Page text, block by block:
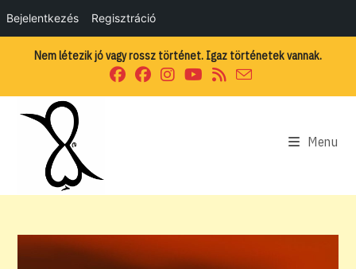
Bejelentkezés Regisztráció
Nem létezik jó vagy rossz történet. Igaz történetek vannak.
Menu